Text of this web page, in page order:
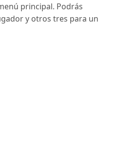
principal. Podrás
y otros tres para un